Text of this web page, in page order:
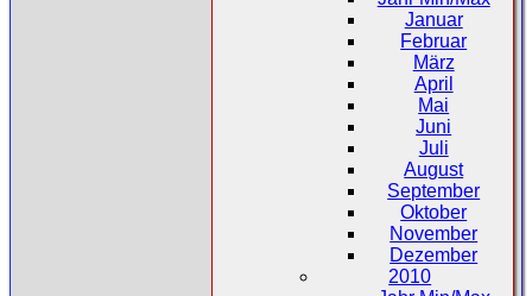
Januar
Februar
März
April
Mai
Juni
Juli
August
September
Oktober
November
Dezember
2010